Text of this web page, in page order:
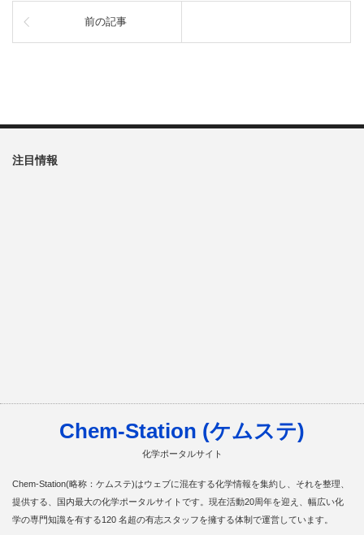
前の記事
注目情報
Chem-Station (ケムステ)
化学ポータルサイト
Chem-Station(略称：ケムステ)はウェブに混在する化学情報を集約し、それを整理、
提供する、国内最大の化学ポータルサイトです。現在活動20周年を迎え、幅広い化
学の専門知識を有する120 名超の有志スタッフを擁する体制で運営しています。